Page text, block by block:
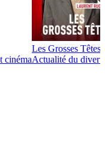
cinéma
Les Grosses Têtes
Actualité du